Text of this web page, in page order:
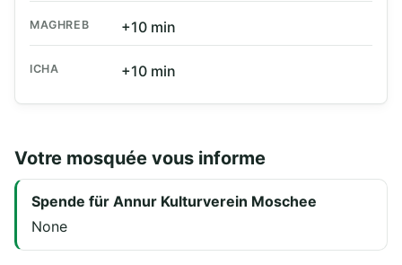
MAGHREB +10 min
ICHA +10 min
Votre mosquée vous informe
Spende für Annur Kulturverein Moschee
None